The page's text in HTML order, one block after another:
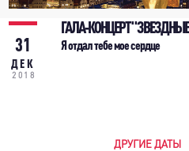
31
ДЕК
2018
ГАЛА-КОНЦЕРТ
Я отдал тебе мое сердце
ДРУГИЕ ДАТЫ